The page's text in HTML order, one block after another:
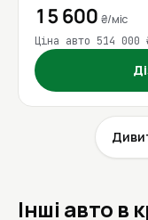
15 600 ₴/міс
Ціна авто 514 000
Інші авто в